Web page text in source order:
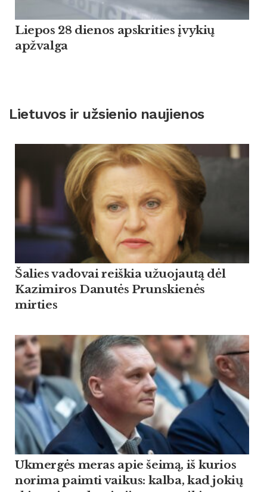
Liepos 28 dienos apskrities įvykių
apžvalga
Lietuvos ir užsienio naujienos
Šalies vadovai reiškia užuojautą dėl
Kazimiros Danutės Prunskienės
mirties
Ukmergės meras apie šeimą, iš kurios
norima paimti vaikus: kalba, kad jokių